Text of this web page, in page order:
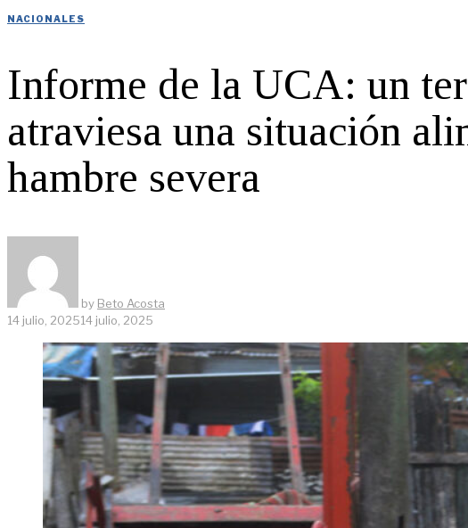
NACIONALES
Informe de la UCA: un
atraviesa una situación
hambre severa
by Beto Acosta
14 julio, 202514 julio, 2025